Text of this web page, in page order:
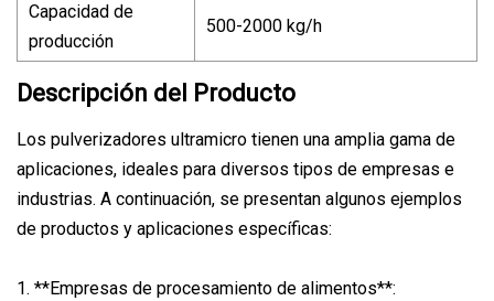
Capacidad de
producción
500-2000 kg/h
Descripción del Producto
Los pulverizadores ultramicro tienen una amplia gama de
aplicaciones, ideales para diversos tipos de empresas e
industrias. A continuación, se presentan algunos ejemplos
de productos y aplicaciones específicas:
1. **Empresas de procesamiento de alimentos**: